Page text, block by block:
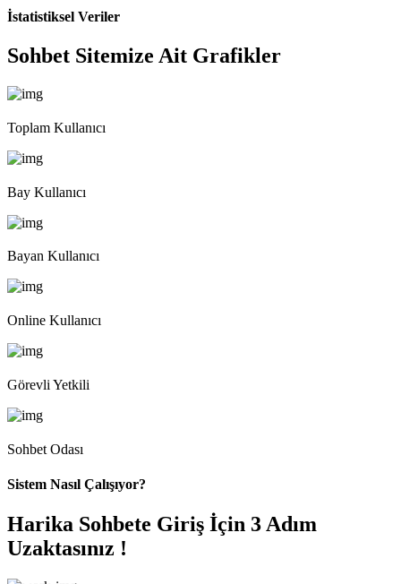
İstatistiksel Veriler
Sohbet Sitemize Ait Grafikler
Toplam Kullanıcı
Bay Kullanıcı
Bayan Kullanıcı
Online Kullanıcı
Görevli Yetkili
Sohbet Odası
Sistem Nasıl Çalışıyor?
Harika Sohbete Giriş İçin 3 Adım
Uzaktasınız !